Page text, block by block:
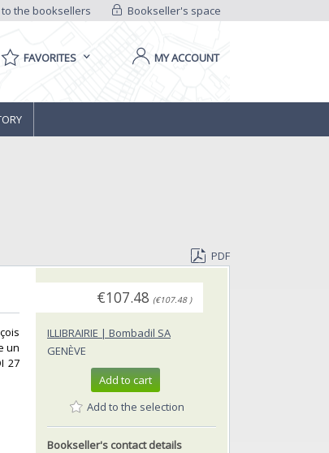
Bookseller's space
the booksellers
FAVORITES MY ACCOUNT
PDF
un
27
€107.48 (€107.48 )
ILLIBRAIRIE | Bombadil SA
GENÈVE
Add to cart
Add to the selection
Bookseller's contact details